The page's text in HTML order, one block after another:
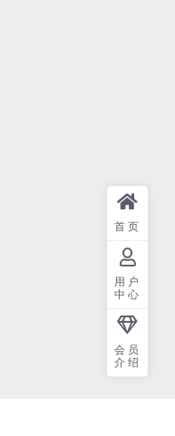
首页
用户
中心
会员
介绍